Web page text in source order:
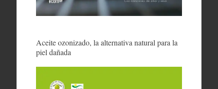
Aceite ozonizado, la alternativa natural para la
piel dañada